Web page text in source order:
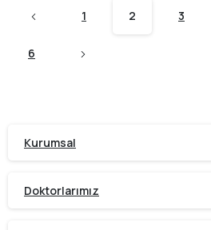
1 2 3
6
Kurumsal
Doktorlarımız